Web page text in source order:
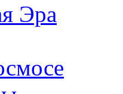
Эра